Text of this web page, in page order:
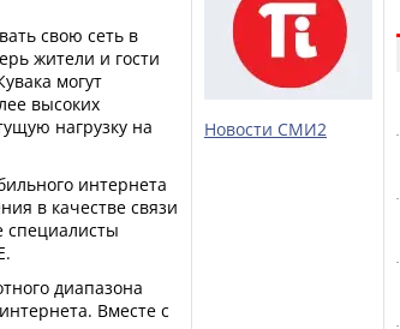
свою сеть в
жители и гости
могут
высоких
нагрузку на
интернета
в качестве связи
специалисты
диапазона
Вместе с
Новости СМИ2